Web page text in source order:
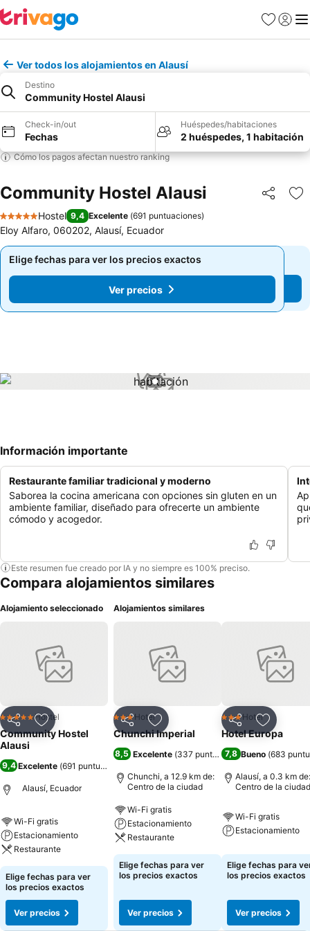
Favoritos
Iniciar
Ver todos los alojamientos en Alausí
Destino
Community Hostel Alausi
Check-in/out
Fechas
Huéspedes/habitaciones
2 huéspedes, 1 habitación
Cómo los pagos afectan nuestro ranking
Community Hostel Alausi Compartir
5 Estrellas
Hostel 9,4 Excelente (691 puntuaciones)
Eloy Alfaro, 060202, Alausí, Ecuador
Elige fechas para ver los precios exactos
Ver precios
Elige fechas para ver los precios exactos
Ver precios
1 / 1
Información importante
Restaurante familiar tradicional y moderno
Saborea la cocina americana con opciones sin gluten en un
ambiente familiar, diseñado para ofrecerte un ambiente
cómodo y acogedor.
Este resumen fue creado por IA y no siempre es 100% preciso.
Compara alojamientos similares
Alojamiento seleccionado
CompartirAgregar a favoritos
5 EstrellasHostel
Community Hostel
Alausi
9,4 Excelente (691 puntuaciones
Alausí, Ecuador
Wi-Fi gratis
Estacionamiento
Restaurante
Elige fechas para ver
los precios exactos
Ver precios
Alojamientos similares
CompartirAgregar a favoritos
3 Estrellas
Hotel
Chunchi Imperial
8,5 Excelente (337 puntuaciones)
Chunchi, a 12.9 km de:
Centro de la ciudad
Wi-Fi gratis
Estacionamiento
Restaurante
Elige fechas para ver
los precios exactos
Ver precios
CompartirAgregar
3 Estrellas
Hotel
Hotel Europa
7,8 Bueno (683
Alausí, a 0.3 km de:
Centro de la ciudad
Wi-Fi gratis
Estacionamiento
Elige fechas para
los precios exactos
Ver precios